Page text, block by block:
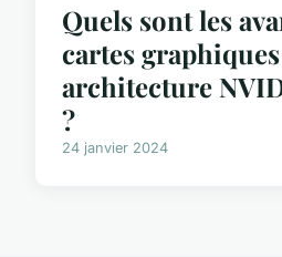
Quels sont les
cartes
architecture
?
24 janvier 2024